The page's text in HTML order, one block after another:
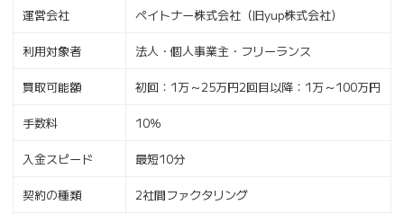
運営会社 ペイトナー株式会社（旧yup株式会社）
利用対象者 法人・個人事業主・フリーランス
買取可能額 初回：1万～25万円2回目以降：1万～100万円
手数料 10％
入金スピード 最短10分
契約の種類 2社間ファクタリング